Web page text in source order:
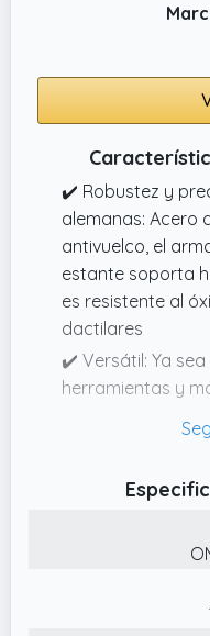
oficina no solo
añade un toque
armario para
sofisticado y
organización de
✔️ Robustez y
alemanas: Acero
antivuelco, el
estante soporta
es resistente al
dactilares
✔️ Versátil: Ya
herramientas y
oficina, este
guardado y
✔️ Montaje
pretaladrados
accesorios
armario